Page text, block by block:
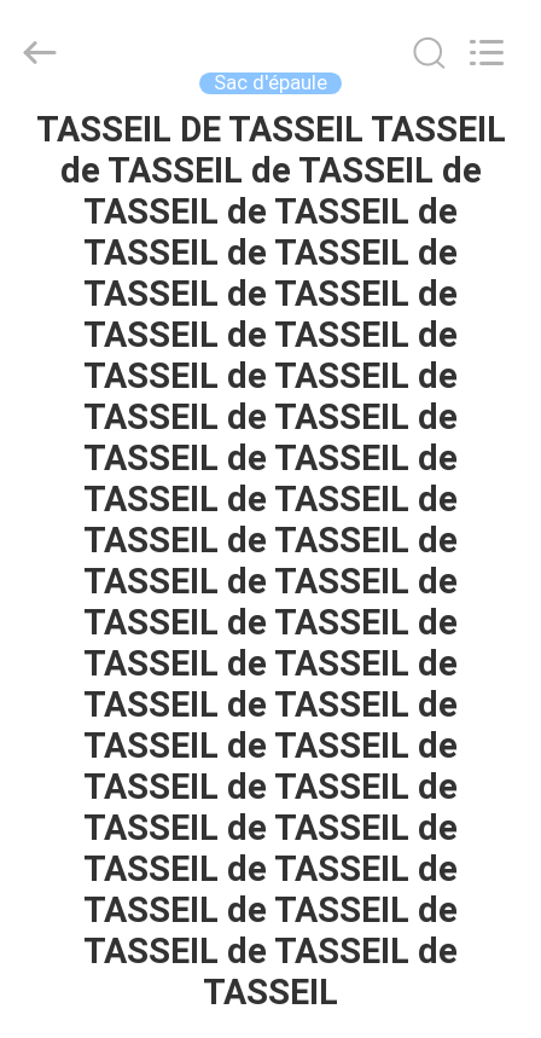
MAISON
PRODUITS
SUJET
NOUS
VISITE
D'USINE
CONTRÔLE
QUALITÉ
PRIVACY
POLICY
Rights
Reserved.
Sac d'épaule
TASSEIL DE TASSEIL TASSEIL
de TASSEIL de TASSEIL de
TASSEIL de TASSEIL de
TASSEIL de TASSEIL de
TASSEIL de TASSEIL de
TASSEIL de TASSEIL de
TASSEIL de TASSEIL de
TASSEIL de TASSEIL de
TASSEIL de TASSEIL de
TASSEIL de TASSEIL de
TASSEIL de TASSEIL de
TASSEIL de TASSEIL de
TASSEIL de TASSEIL de
TASSEIL de TASSEIL de
TASSEIL de TASSEIL de
TASSEIL de TASSEIL de
TASSEIL de TASSEIL de
TASSEIL de TASSEIL de
TASSEIL de TASSEIL de
TASSEIL de TASSEIL de
TASSEIL de TASSEIL de
TASSEIL